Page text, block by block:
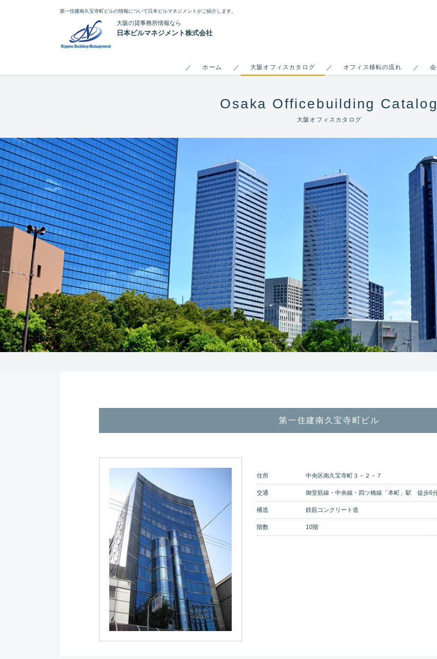
第一住建南久宝寺町ビルの情報について日本ビルマネジメントがご紹介します。
大阪の貸事務所情報なら
日本ビルマネジメント株式会社
／ ホーム ／ 大阪オフィスカタログ ／ オフィス移転の流れ ／
Osaka Officebuilding Catalog
大阪オフィスカタログ
第一住建南久宝寺町ビル
住所 中央区南久宝寺町３－２－７
交通 御堂筋線・中央線・四ツ橋線「本町」駅 徒歩6
構造 鉄筋コンクリート造
階数 10階